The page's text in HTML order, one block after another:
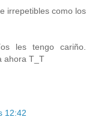
irrepetibles como los
les tengo cariño.
ahora T_T
12:42